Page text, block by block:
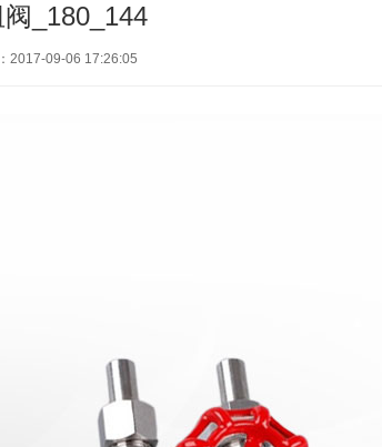
阀_180_144
2017-09-06 17:26:05